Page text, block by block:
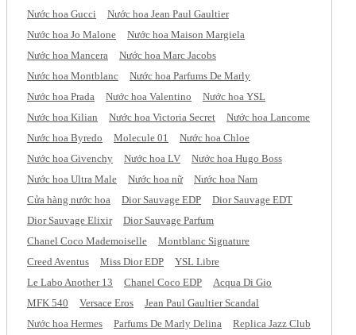
Nước hoa Gucci
Nước hoa Jean Paul Gaultier
Nước hoa Jo Malone
Nước hoa Maison Margiela
Nước hoa Mancera
Nước hoa Marc Jacobs
Nước hoa Montblanc
Nước hoa Parfums De Marly
Nước hoa Prada
Nước hoa Valentino
Nước hoa YSL
Nước hoa Kilian
Nước hoa Victoria Secret
Nước hoa Lancome
Nước hoa Byredo
Molecule 01
Nước hoa Chloe
Nước hoa Givenchy
Nước hoa LV
Nước hoa Hugo Boss
Nước hoa Ultra Male
Nước hoa nữ
Nước hoa Nam
Cửa hàng nước hoa
Dior Sauvage EDP
Dior Sauvage EDT
Dior Sauvage Elixir
Dior Sauvage Parfum
Chanel Coco Mademoiselle
Montblanc Signature
Creed Aventus
Miss Dior EDP
YSL Libre
Le Labo Another 13
Chanel Coco EDP
Acqua Di Gio
MFK 540
Versace Eros
Jean Paul Gaultier Scandal
Nước hoa Hermes
Parfums De Marly Delina Replica Jazz Club